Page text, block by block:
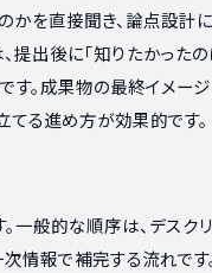
かを直接聞き、論点設計
提出後に「知りたかった
す。成果物の最終イメー
てる進め方が効果的です。
一般的な順序は、デスク
情報で補完する流れです